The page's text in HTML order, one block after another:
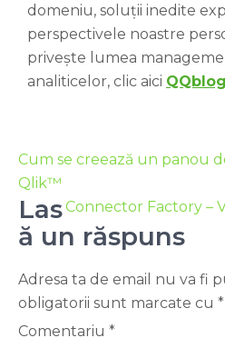
domeniu, soluții inedite
perspectivele noastre
privește lumea
analiticelor, clic aici QQblog
Cum se creează un panou
Qlik™
Connector Factory –
Las
ă un răspuns
Adresa ta de email nu va fi
obligatorii sunt marcate cu *
Comentariu *